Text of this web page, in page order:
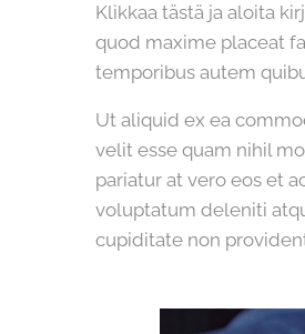
Klikkaa tästä ja aloita
quod maxime placeat
temporibus autem
Ut aliquid ex ea
velit esse quam nihil
pariatur at vero eos et
voluptatum deleniti
cupiditate non